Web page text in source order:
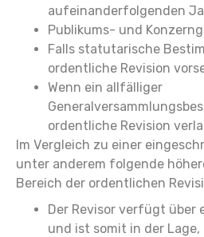
aufeinanderfolgenden
Publikums- und
Falls statutarische
ordentliche Revision
Wenn ein allfälliger
ordentliche Revision
Im Vergleich zu einer
unter anderem folgende
Bereich der ordentlichen
Der Revisor verfügt über
und ist somit in der